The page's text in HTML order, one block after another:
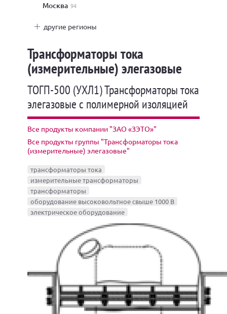
Москва 94
другие регионы
Трансформаторы тока
(измерительные) элегазовые
ТОГП-500 (УХЛ1) Трансформаторы тока
элегазовые с полимерной изоляцией
Все продукты компании "ЗАО «ЗЭТО»"
Все продукты группы "Трансформаторы тока
(измерительные) элегазовые"
трансформаторы тока
измерительные трансформаторы
трансформаторы
оборудование высоковольтное свыше 1000 В
электрическое оборудование